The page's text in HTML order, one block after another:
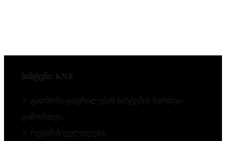
სისტემა: KNX
✓ გათბობა-გაგრილების სისტემის ჩართვა-
გამორთვა.
✓ რეჟიმის ცვლილება.